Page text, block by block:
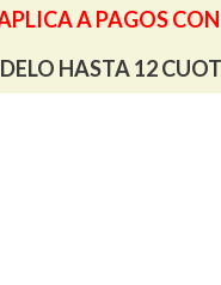
A PAGOS
HASTA 12